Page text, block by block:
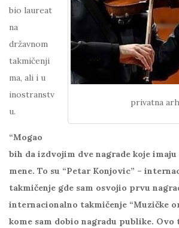
privatna
bio laureat
na
državnom
takmičenji
ma, ali i u
inostranstv
u.
“Mogao
bih da izdvojim dve nagrade koje
mene. To su “Petar Konjovic” –
takmičenje gde sam osvojio prvu
internacionalno takmičenje “Muzičke
kome sam dobio nagradu publike. Ovo